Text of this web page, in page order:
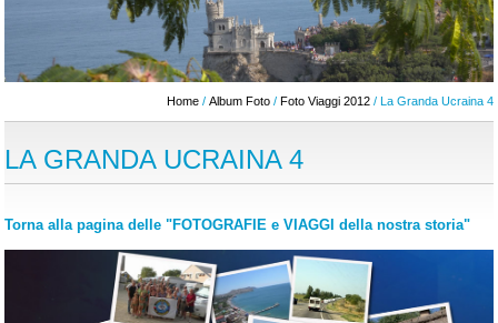
Home/ Album Foto/ Foto Viaggi 2012/ La Granda Ucraina 4
LA GRANDA UCRAINA 4
Torna alla pagina delle "FOTOGRAFIE e VIAGGI della nostra storia"